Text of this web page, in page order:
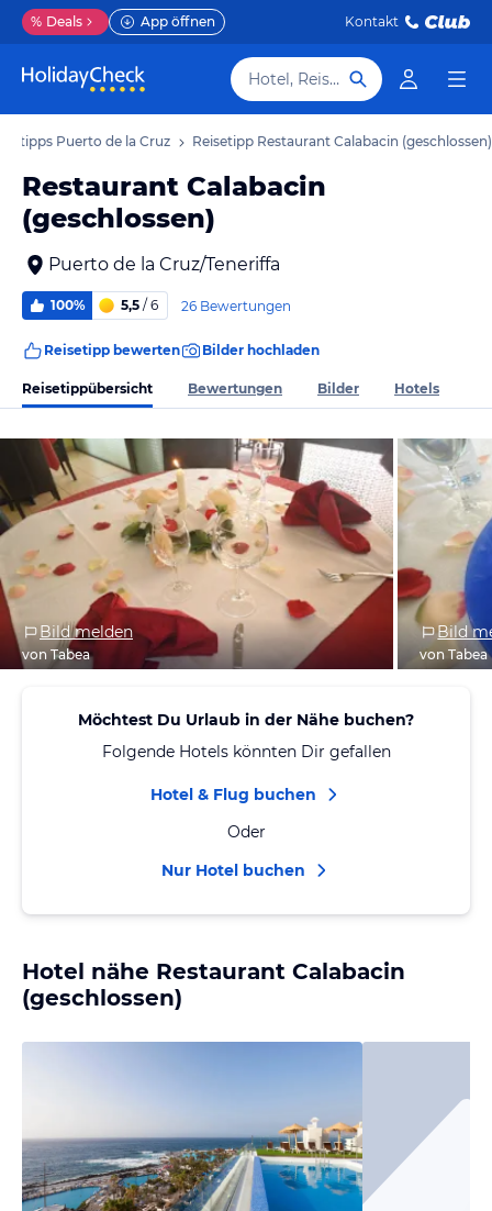
% Deals App öffnen Kontakt
Hotel, Reiseziel
Puerto de la Cruz Reisetipp Restaurant Calabacin (geschlossen)
Restaurant Calabacin
(geschlossen)
Puerto de la Cruz/Teneriffa
100% 5,5 / 6 26 Bewertungen
Reisetipp bewerten Bilder hochladen
Reisetippübersicht Bewertungen Bilder Hotels
Bild melden
von Tabea
Bild
von Tabea
Möchtest Du Urlaub in der Nähe buchen?
Folgende Hotels könnten Dir gefallen
Hotel & Flug buchen
Oder
Nur Hotel buchen
Hotel nähe Restaurant Calabacin
(geschlossen)